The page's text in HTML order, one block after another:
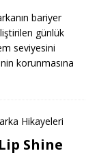
bariyer
günlük
seviyesini
korunmasına
Shine